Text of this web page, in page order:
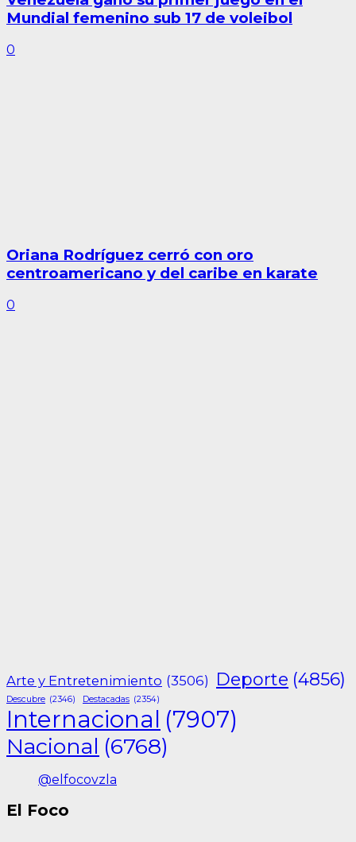
Mundial femenino sub 17 de voleibol
0
Oriana Rodríguez cerró con oro
centroamericano y del caribe en karate
0
Arte y Entretenimiento (3506) Deporte (4856)
Descubre (2346) Destacadas (2354)
Internacional (7907)
Nacional (6768)
@elfocovzla
El Foco